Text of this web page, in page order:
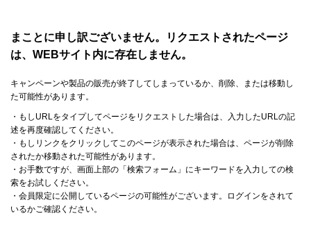
まことに申し訳ございません。リクエストされたページ
は、WEBサイト内に存在しません。
キャンペーンや製品の販売が終了してしまっているか、削除、または移動し
た可能性があります。
・もしURLをタイプしてページをリクエストした場合は、入力したURLの記
述を再度確認してください。
・もしリンクをクリックしてこのページが表示された場合は、ページが削除
されたか移動された可能性があります。
・お手数ですが、画面上部の「検索フォーム」にキーワードを入力しての検
索をお試しください。
・会員限定に公開しているページの可能性がございます。ログインをされて
いるかご確認ください。